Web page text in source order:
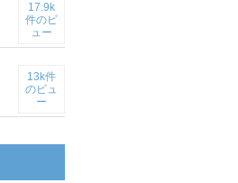
17.9k
件のビ
ュー
13k件
のビュ
ー